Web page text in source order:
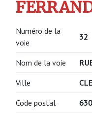
Numéro de la
voie
32
Nom de la voie
Ville
Code postal